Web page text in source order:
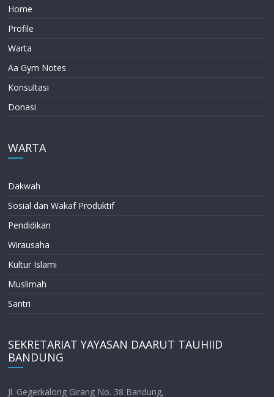
Home
Profile
Warta
Aa Gym Notes
Konsultasi
Donasi
WARTA
Dakwah
Sosial dan Wakaf Produktif
Pendidikan
Wirausaha
Kultur Islami
Muslimah
Santri
SEKRETARIAT YAYASAN DAARUT TAUHIID
BANDUNG
Jl. Gegerkalong Girang No. 38 Bandung,